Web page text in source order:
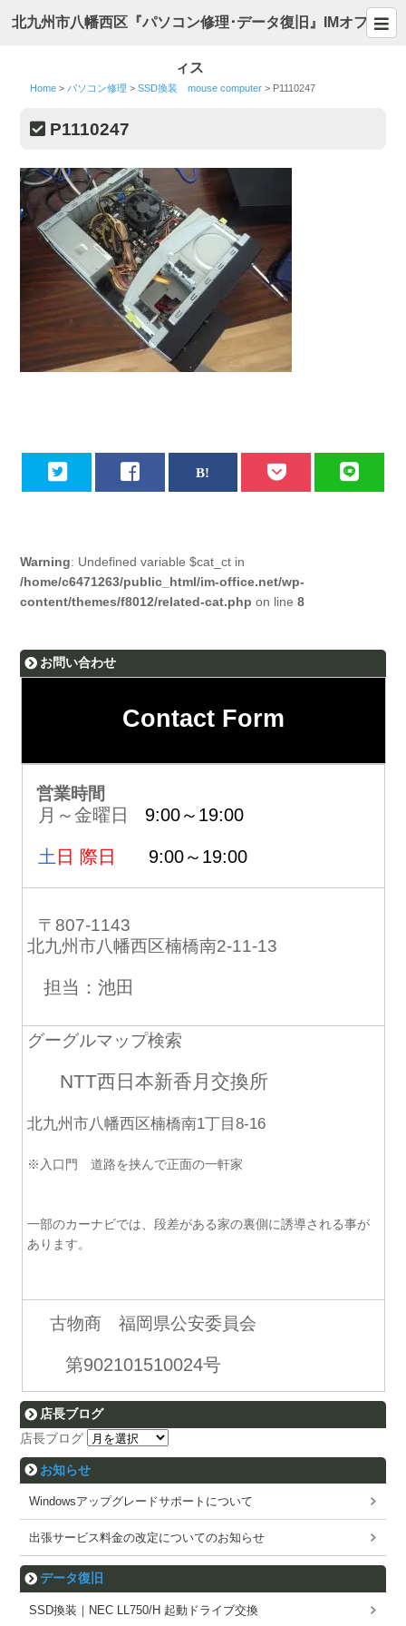
北九州市八幡西区『パソコン修理･データ復旧』IMオフ
ィス
Home > パソコン修理 >SSD換装 mouse computer > P1110247
P1110247
Warning: Undefined variable $cat_ct in
/home/c6471263/public_html/im-office.net/wp-
content/themes/f8012/related-cat.php on line8
お問い合わせ
Contact Form
営業時間
月～金曜日 9:00～19:00
土 日 際日 9:00～19:00
〒807-1143
北九州市八幡西区楠橋南2-11-13
担当：池田
グーグルマップ検索
NTT西日本新香月交換所
北九州市八幡西区楠橋南1丁目8-16
※入口門 道路を挟んで正面の一軒家
一部のカーナビでは、段差がある家の裏側に誘導される事が
あります。
古物商 福岡県公安委員会
第902101510024号
店長ブログ
店長ブログ
お知らせ
Windowsアップグレードサポートについて
出張サービス料金の改定についてのお知らせ
データ復旧
SSD換装｜NEC LL750/H 起動ドライブ交換